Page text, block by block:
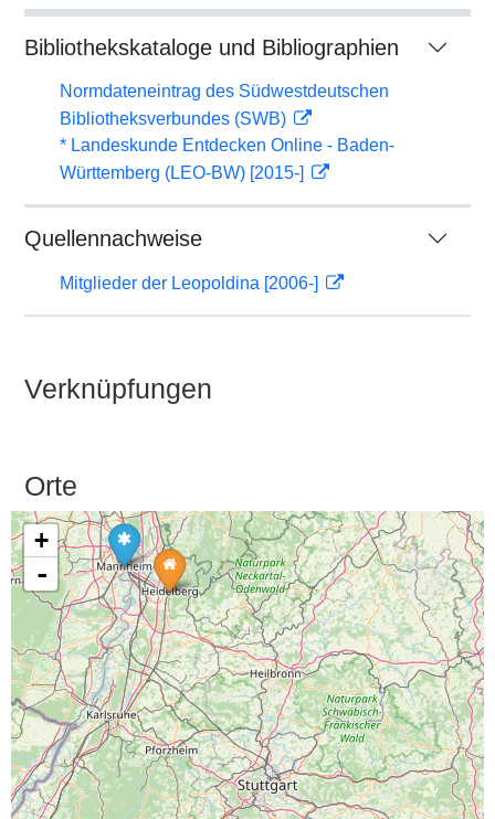
Bibliothekskataloge und Bibliographien
Normdateneintrag des Südwestdeutschen
Bibliotheksverbundes (SWB)
* Landeskunde Entdecken Online - Baden-
Württemberg (LEO-BW) [2015-]
Quellennachweise
Mitglieder der Leopoldina [2006-]
Verknüpfungen
Orte
+
-